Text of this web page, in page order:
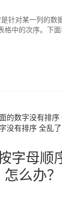
针对某一列的数
格中的次序。下
的数字没有排
没有排序 全乱
字母顺
么办？